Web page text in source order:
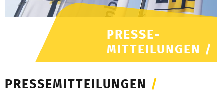
PRESSE-
MITTEILUNGEN /
PRESSEMITTEILUNGEN /